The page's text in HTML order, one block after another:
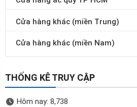
Cửa hàng khác (miền Trung)
Cửa hàng khác (miền Nam)
THỐNG KÊ TRUY CẬP
Hôm nay: 8,738